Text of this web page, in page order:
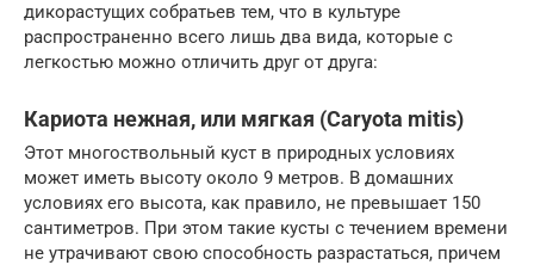
дикорастущих собратьев тем, что в культуре
распространенно всего лишь два вида, которые с
легкостью можно отличить друг от друга:
Кариота нежная, или мягкая (Caryota mitis)
Этот многоствольный куст в природных условиях
может иметь высоту около 9 метров. В домашних
условиях его высота, как правило, не превышает 150
сантиметров. При этом такие кусты с течением времени
не утрачивают свою способность разрастаться, причем